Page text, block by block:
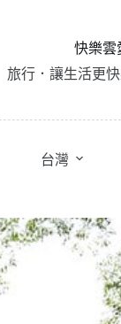
快樂雲
旅行．讓生活更
台灣